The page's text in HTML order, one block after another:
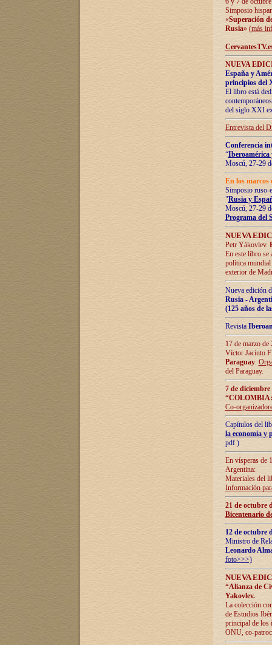
Simposio
«Superación
Rusia» (más
NUEVA
España y
principios del
El libro está
del siglo XXI
Entrevista del
Conferencia
“Iberoamérica
Moscú, 27-29
En los marcos
Simposio ruso-
"Rusia y
Moscú, 27-29
Programa del
NUEVA
Petr Yákovlev.
En este libro se
política mundial
exterior de
Nueva edición
Rusia -
(125 años de
Revista
17 de marzo
Víctor Jacinto
Paraguay.
del Paraguay.
7 de
Co-
Capítulos del
la economía y
pdf )
En vísperas de
Argentina:
Materiales del
Información
21 de octubre
Bicentenario
12 de octubre
Ministro de
Leonardo
foto>>>)
NUEVA
“Alianza de
Yakovlev.
La colección
de Estudios
principal de los
ONU, co-